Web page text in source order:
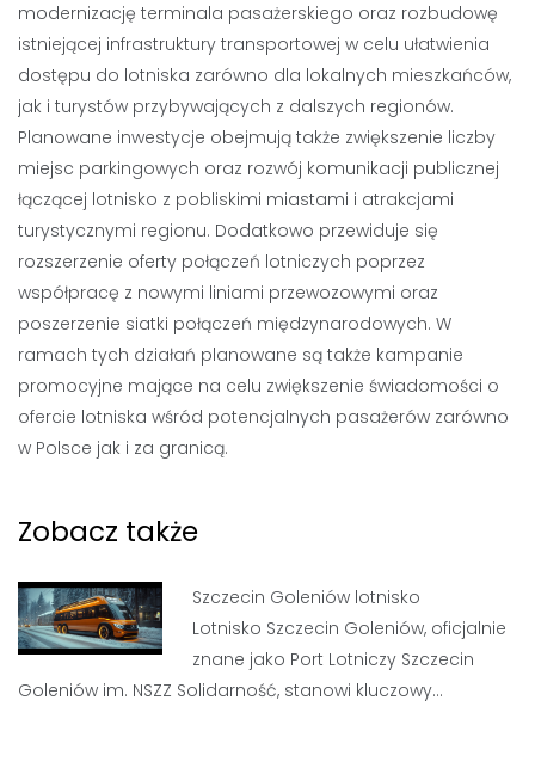
modernizację terminala pasażerskiego oraz rozbudowę
istniejącej infrastruktury transportowej w celu ułatwienia
dostępu do lotniska zarówno dla lokalnych mieszkańców,
jak i turystów przybywających z dalszych regionów.
Planowane inwestycje obejmują także zwiększenie liczby
miejsc parkingowych oraz rozwój komunikacji publicznej
łączącej lotnisko z pobliskimi miastami i atrakcjami
turystycznymi regionu. Dodatkowo przewiduje się
rozszerzenie oferty połączeń lotniczych poprzez
współpracę z nowymi liniami przewozowymi oraz
poszerzenie siatki połączeń międzynarodowych. W
ramach tych działań planowane są także kampanie
promocyjne mające na celu zwiększenie świadomości o
ofercie lotniska wśród potencjalnych pasażerów zarówno
w Polsce jak i za granicą.
Zobacz także
Szczecin Goleniów lotnisko
Lotnisko Szczecin Goleniów, oficjalnie
znane jako Port Lotniczy Szczecin
Goleniów im. NSZZ Solidarność, stanowi kluczowy…